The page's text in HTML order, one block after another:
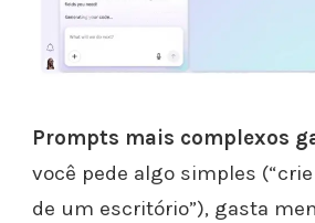
Prompts mais complexos
você pede algo simples
de um escritório”), gasta